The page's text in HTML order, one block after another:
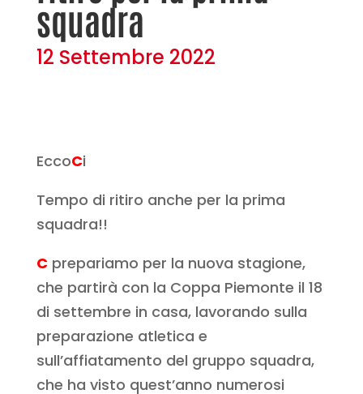
squadra
12 Settembre 2022
EccoCi
Tempo di ritiro anche per la prima
squadra!!
Cprepariamo per la nuova stagione,
che partirà con la Coppa Piemonte il 18
di settembre in casa, lavorando sulla
preparazione atletica e
sull’affiatamento del gruppo squadra,
che ha visto quest’anno numerosi